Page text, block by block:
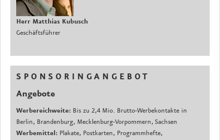
Herr Matthias Kubusch
Geschäftsführer
S P O N S O R I N G A N G E B O T
Angebote
Werbereichweite: Bis zu 2,4 Mio. Brutto-Werbekontakte in
Berlin, Brandenburg, Mecklenburg-Vorpommern, Sachsen
Werbemittel: Plakate, Postkarten, Programmhefte,